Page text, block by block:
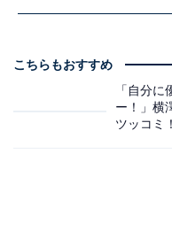
こちらもおすすめ
「自分
ー！」横
ツッコミ！